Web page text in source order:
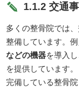
1.1.2 交通
多くの整骨院では
整備しています。例
などの機器を導入
を提供しています
完備している整骨